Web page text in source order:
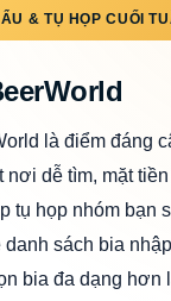
& TỤ HỌP CUỐI
là điểm đáng
nơi dễ tìm, mặt
tụ họp nhóm bạn
danh sách bia
bia đa dạng hơn